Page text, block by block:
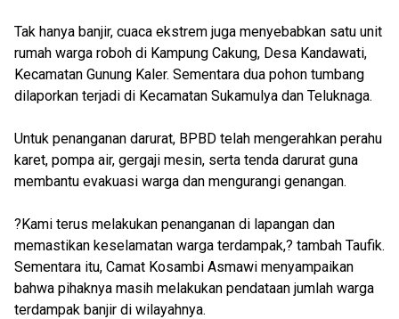
Tak hanya banjir, cuaca ekstrem juga menyebabkan satu unit
rumah warga roboh di Kampung Cakung, Desa Kandawati,
Kecamatan Gunung Kaler. Sementara dua pohon tumbang
dilaporkan terjadi di Kecamatan Sukamulya dan Teluknaga.
Untuk penanganan darurat, BPBD telah mengerahkan perahu
karet, pompa air, gergaji mesin, serta tenda darurat guna
membantu evakuasi warga dan mengurangi genangan.
?Kami terus melakukan penanganan di lapangan dan
memastikan keselamatan warga terdampak,? tambah Taufik.
Sementara itu, Camat Kosambi Asmawi menyampaikan
bahwa pihaknya masih melakukan pendataan jumlah warga
terdampak banjir di wilayahnya.